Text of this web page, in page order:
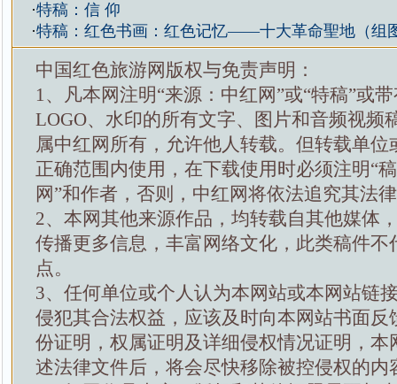
·特稿：信 仰
·特稿：红色书画：红色记忆——十大革命聖地（组
中国红色旅游网版权与免责声明：
1、凡本网注明“来源：中红网”或“特稿”或
LOGO、水印的所有文字、图片和音频视频
属中红网所有，允许他人转载。但转载单位
正确范围内使用，在下载使用时必须注明“
网”和作者，否则，中红网将依法追究其法
2、本网其他来源作品，均转载自其他媒体
传播更多信息，丰富网络文化，此类稿件不
点。
3、任何单位或个人认为本网站或本网站链
侵犯其合法权益，应该及时向本网站书面反
份证明，权属证明及详细侵权情况证明，本
述法律文件后，将会尽快移除被控侵权的内